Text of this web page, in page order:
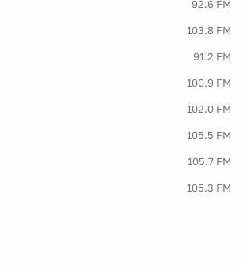
92.6 FM
103.8 FM
91.2 FM
100.9 FM
102.0 FM
105.5 FM
105.7 FM
105.3 FM